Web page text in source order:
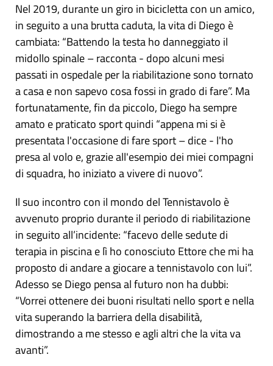
Nel 2019, durante un giro in bicicletta con un amico,
in seguito a una brutta caduta, la vita di Diego è
cambiata: “Battendo la testa ho danneggiato il
midollo spinale – racconta - dopo alcuni mesi
passati in ospedale per la riabilitazione sono tornato
a casa e non sapevo cosa fossi in grado di fare”. Ma
fortunatamente, fin da piccolo, Diego ha sempre
amato e praticato sport quindi “appena mi si è
presentata l'occasione di fare sport – dice - l'ho
presa al volo e, grazie all'esempio dei miei compagni
di squadra, ho iniziato a vivere di nuovo”.
Il suo incontro con il mondo del Tennistavolo è
avvenuto proprio durante il periodo di riabilitazione
in seguito all’incidente: “facevo delle sedute di
terapia in piscina e lì ho conosciuto Ettore che mi ha
proposto di andare a giocare a tennistavolo con lui”.
Adesso se Diego pensa al futuro non ha dubbi:
“Vorrei ottenere dei buoni risultati nello sport e nella
vita superando la barriera della disabilità,
dimostrando a me stesso e agli altri che la vita va
avanti”.